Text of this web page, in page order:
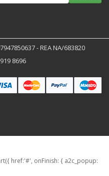
- REA NA/683820
8696
href:'#', onFinish: { a2c_popup: